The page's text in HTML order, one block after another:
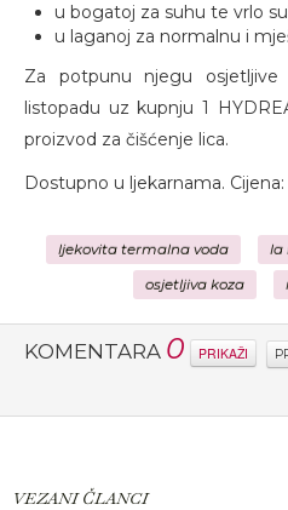
u bogatoj za suhu te vrlo
u laganoj za normalnu i
Za potpunu njegu osjetljive
listopadu uz kupnju 1
proizvod za čišćenje lica.
Dostupno u ljekarnama. Cijena:
ljekovita termalna voda la
osjetljiva koza
KOMENTARA 0 PRIKAŽI
VEZANI ČLANCI